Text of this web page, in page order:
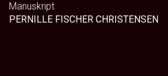
Manuskript
PERNILLE FISCHER CHRISTENSEN